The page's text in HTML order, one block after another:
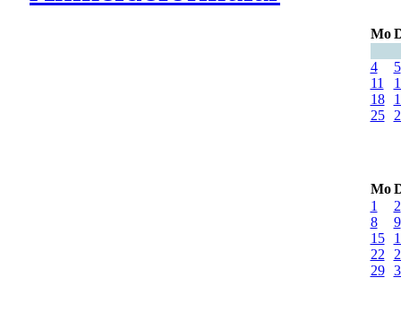
Mo
4
5
11
18
25
Mo
1
2
8
9
15
22
29